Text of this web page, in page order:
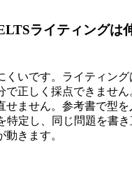
ライティングは
くいです。ライティング
で正しく採点できません
せません。参考書で型を
特定し、同じ問題を書き
きます。